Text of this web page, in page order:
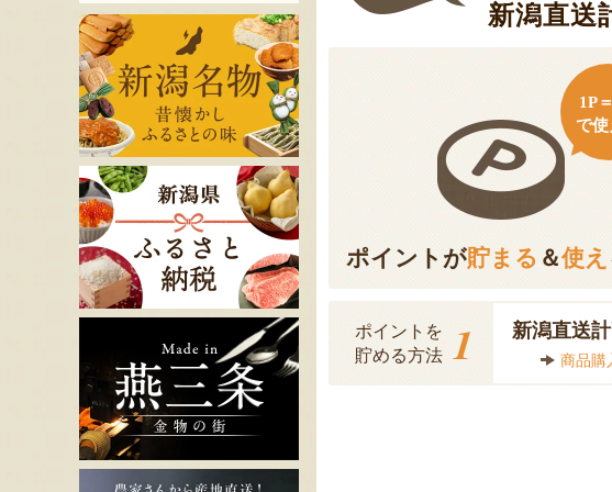
新潟直送
ポイントが貯まる ＆使え
1P
で使
ポイントを
貯める方法 1 新潟直送
商品購